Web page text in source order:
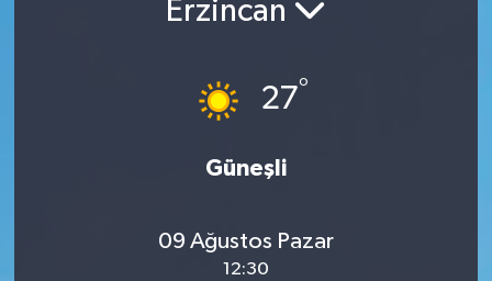
Erzincan
27°
Güneşli
09 Ağustos Pazar
12:30
BİLİM VE TEKNOLOJİ